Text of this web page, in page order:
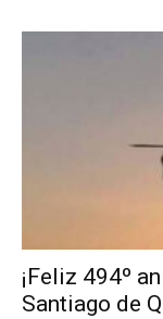
¡Feliz 494º
Santiago de